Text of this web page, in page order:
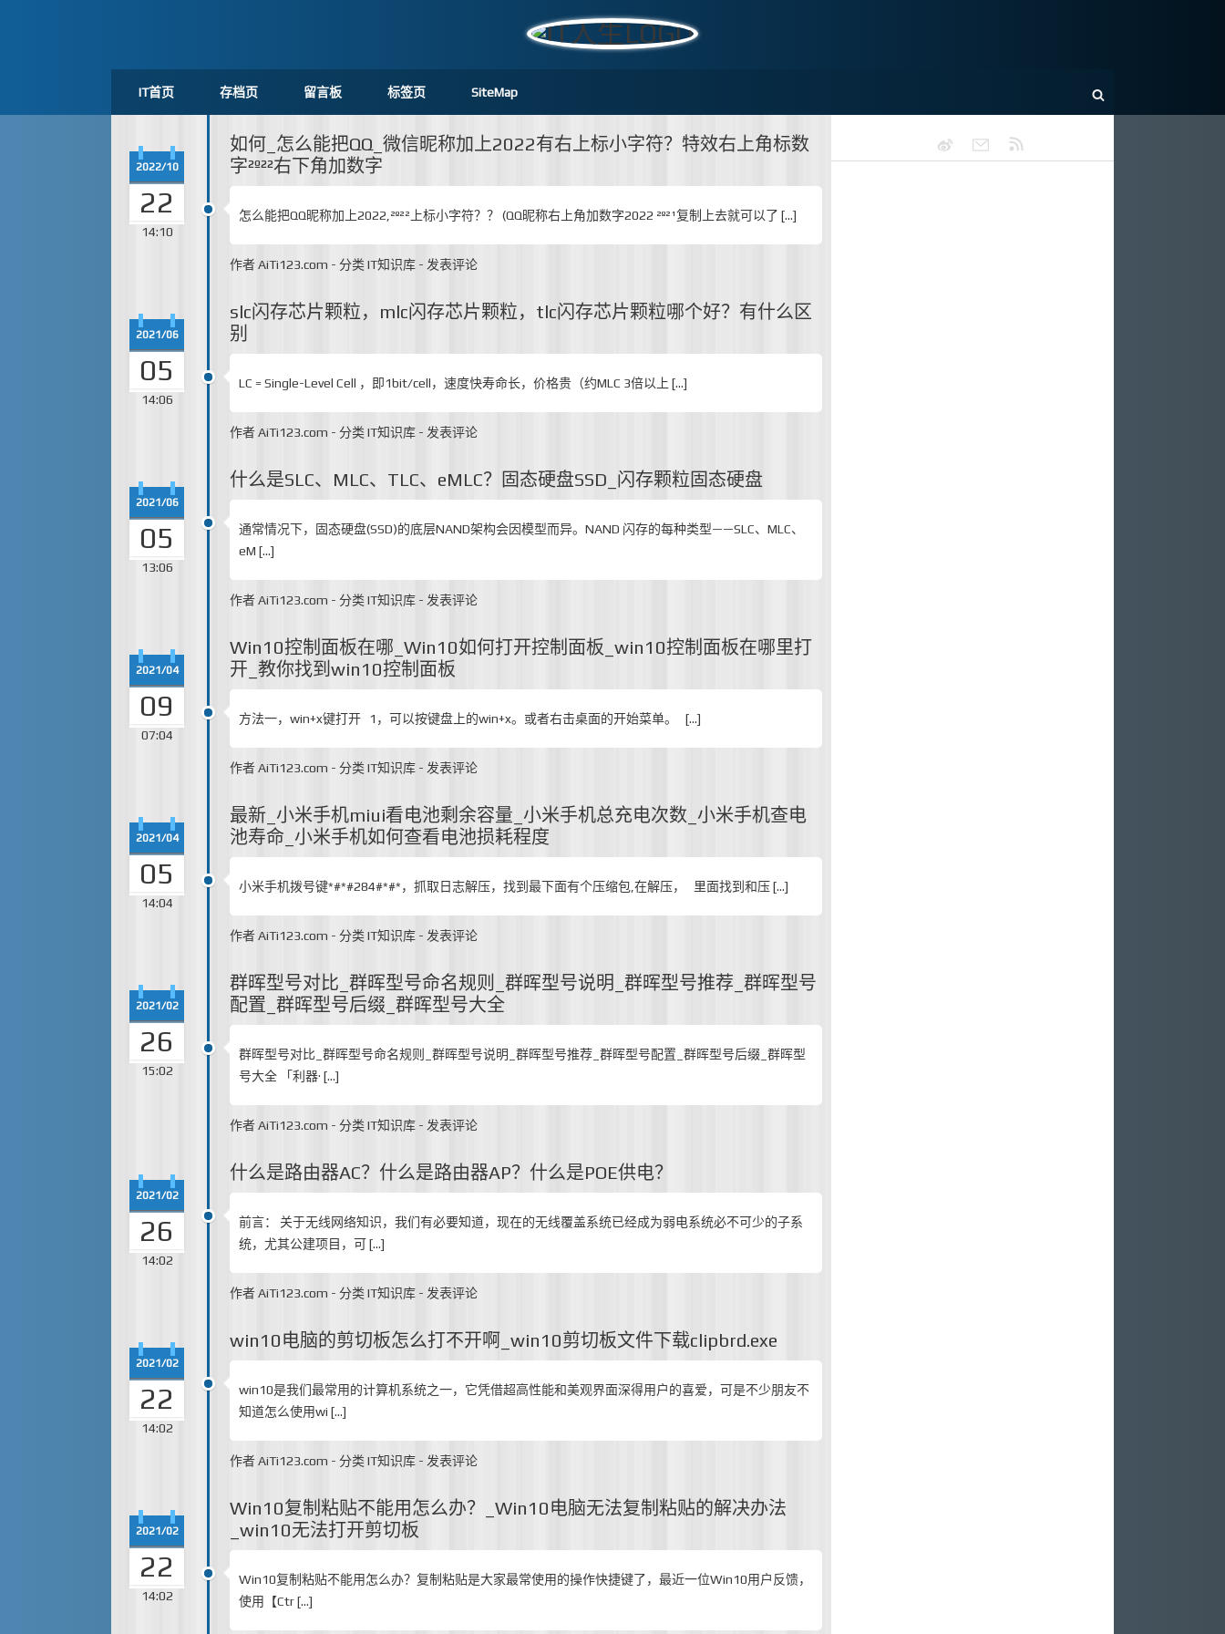
IT首页 存档页 留言板 标签页 SiteMap
如何_怎么能把QQ_微信昵称加上2022有右上标小字符？特效右上角标数
字²º²²右下角加数字
2022/10
22
14:10
怎么能把QQ昵称加上2022,²º²²上标小字符？？ (QQ昵称右上角加数字2022 ²º²¹复制上去就可以了 […]
作者AiTi123.com - 分类 IT知识库 - 发表评论
slc闪存芯片颗粒，mlc闪存芯片颗粒，tlc闪存芯片颗粒哪个好？有什么区
别
2021/06
05
14:06
LC = Single-Level Cell ，即1bit/cell，速度快寿命长，价格贵（约MLC 3倍以上 […]
作者AiTi123.com - 分类 IT知识库 - 发表评论
什么是SLC、MLC、TLC、eMLC？固态硬盘SSD_闪存颗粒固态硬盘
2021/06
05
13:06
通常情况下，固态硬盘(SSD)的底层NAND架构会因模型而异。NAND 闪存的每种类型——SLC、MLC、
eM […]
作者AiTi123.com - 分类 IT知识库 - 发表评论
Win10控制面板在哪_Win10如何打开控制面板_win10控制面板在哪里打
开_教你找到win10控制面板
2021/04
09
07:04
方法一，win+x键打开 1，可以按键盘上的win+x。或者右击桌面的开始菜单。 […]
作者AiTi123.com - 分类 IT知识库 - 发表评论
最新_小米手机miui看电池剩余容量_小米手机总充电次数_小米手机查电
池寿命_小米手机如何查看电池损耗程度
2021/04
05
14:04
小米手机拨号键*#*#284#*#*，抓取日志解压，找到最下面有个压缩包,在解压， 里面找到和压 […]
作者AiTi123.com - 分类 IT知识库 - 发表评论
群晖型号对比_群晖型号命名规则_群晖型号说明_群晖型号推荐_群晖型号
配置_群晖型号后缀_群晖型号大全
2021/02
26
15:02
群晖型号对比_群晖型号命名规则_群晖型号说明_群晖型号推荐_群晖型号配置_群晖型号后缀_群晖型
号大全 「利器· […]
作者AiTi123.com - 分类 IT知识库 - 发表评论
什么是路由器AC？什么是路由器AP？什么是POE供电？
2021/02
26
14:02
前言： 关于无线网络知识，我们有必要知道，现在的无线覆盖系统已经成为弱电系统必不可少的子系
统，尤其公建项目，可 […]
作者AiTi123.com - 分类 IT知识库 - 发表评论
win10电脑的剪切板怎么打不开啊_win10剪切板文件下载clipbrd.exe
2021/02
22
14:02
win10是我们最常用的计算机系统之一，它凭借超高性能和美观界面深得用户的喜爱，可是不少朋友不
知道怎么使用wi […]
作者AiTi123.com - 分类 IT知识库 - 发表评论
Win10复制粘贴不能用怎么办？_Win10电脑无法复制粘贴的解决办法
_win10无法打开剪切板
2021/02
22
14:02
Win10复制粘贴不能用怎么办？复制粘贴是大家最常使用的操作快捷键了，最近一位Win10用户反馈，
使用【Ctr […]